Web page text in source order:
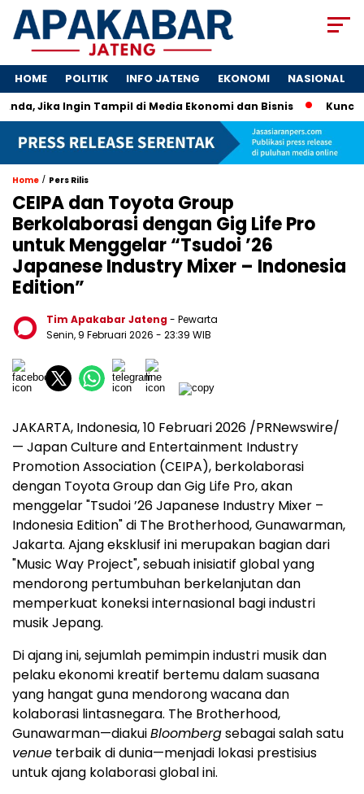
HOME POLITIK INFO JATENG EKONOMI NASIONAL
Jika Ingin Tampil di Media Ekonomi dan Bisnis Kunci
Home / Pers Rilis
CEIPA dan Toyota Group
Berkolaborasi dengan Gig Life Pro
untuk Menggelar “Tsudoi ’26
Japanese Industry Mixer – Indonesia
Edition”
Tim Apakabar Jateng- Pewarta
Senin, 9 Februari 2026 - 23:39 WIB
JAKARTA, Indonesia, 10 Februari 2026 /PRNewswire/
— Japan Culture and Entertainment Industry
Promotion Association (CEIPA), berkolaborasi
dengan Toyota Group dan Gig Life Pro, akan
menggelar "Tsudoi ’26 Japanese Industry Mixer –
Indonesia Edition" di The Brotherhood, Gunawarman,
Jakarta. Ajang eksklusif ini merupakan bagian dari
"Music Way Project", sebuah inisiatif global yang
mendorong pertumbuhan berkelanjutan dan
memperkuat koneksi internasional bagi industri
musik Jepang.
Di ajang ini, sejumlah pemimpin industri musik dan
pelaku ekonomi kreatif bertemu dalam suasana
yang hangat guna mendorong wacana dan
kolaborasi lintasnegara. The Brotherhood,
Gunawarman—diakuiBloombergsebagai salah satu
venue terbaik di dunia—menjadi lokasi prestisius
untuk ajang kolaborasi global ini.